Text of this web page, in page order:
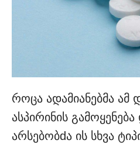
როცა ადამიანებმა ამ
ასპირინის
არსებობdა ის სხვა